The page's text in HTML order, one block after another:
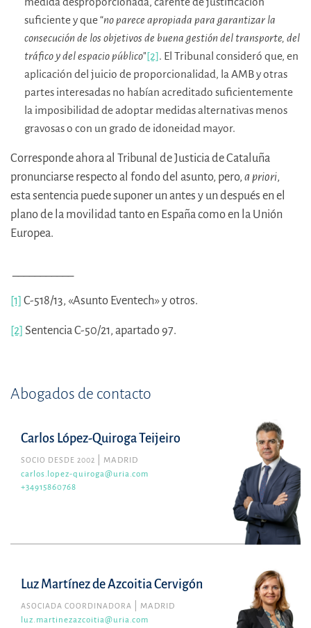
suficiente y que “no parece apropiada para garantizar la
consecución de los objetivos de buena gestión del transporte, del
tráfico y del espacio público"[2]. El Tribunal consideró que, en
aplicación del juicio de proporcionalidad, la AMB y otras
partes interesadas no habían acreditado suficientemente
la imposibilidad de adoptar medidas alternativas menos
gravosas o con un grado de idoneidad mayor.
Corresponde ahora al Tribunal de Justicia de Cataluña
pronunciarse respecto al fondo del asunto, pero, a priori,
esta sentencia puede suponer un antes y un después en el
plano de la movilidad tanto en España como en la Unión
Europea.
[1] C-518/13, «Asunto Eventech» y otros.
[2] Sentencia C-50/21, apartado 97.
Abogados de contacto
Carlos López-Quiroga Teijeiro
SOCIO DESDE 2002
MADRID
carlos.lopez-quiroga@uria.com
+34915860768
Luz Martínez de Azcoitia Cervigón
ASOCIADA COORDINADORA
MADRID
luz.martinezazcoitia@uria.com